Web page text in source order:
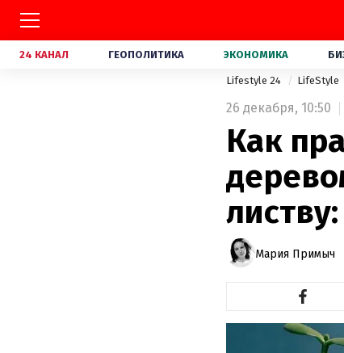
24 КАНАЛ ГЕОПОЛИТИКА ЭКОНОМИКА
Lifestyle 24 LifeStyle
26 декабря, 10:50
Как
Мария Примыч